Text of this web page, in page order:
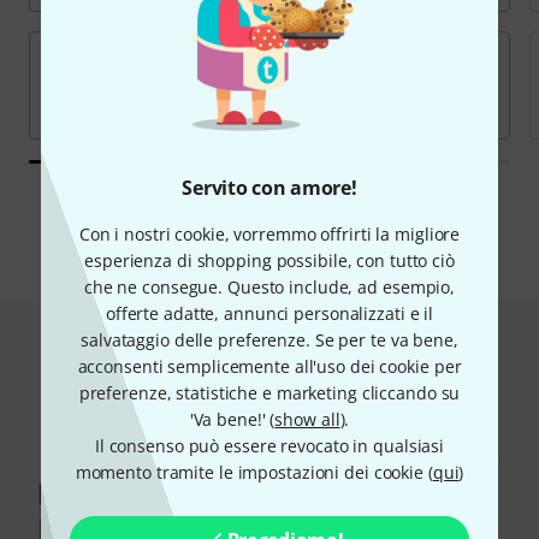
Servito con amore!
Con i nostri cookie, vorremmo offrirti la migliore
esperienza di shopping possibile, con tutto ciò
che ne consegue. Questo include, ad esempio,
offerte adatte, annunci personalizzati e il
salvataggio delle preferenze. Se per te va bene,
acconsenti semplicemente all'uso dei cookie per
preferenze, statistiche e marketing cliccando su
'Va bene!' (show all).
Il consenso può essere revocato in qualsiasi
momento tramite le impostazioni dei cookie (qui)
Tutte le marche
Hot Deals